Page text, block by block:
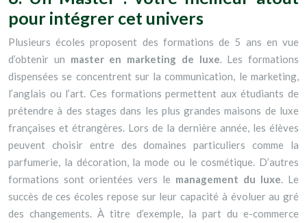
pour intégrer cet univers
Plusieurs écoles proposent des formations de 5 ans en vue
d’obtenir un master en marketing de luxe. Les formations
dispensées se concentrent sur la communication, le marketing,
l’anglais ou l’art. Ces formations permettent aux étudiants de
prétendre à des stages dans les plus grandes maisons de luxe
françaises et étrangères. Lors de la dernière année, les élèves
peuvent choisir entre des domaines particuliers comme la
parfumerie, la décoration, la mode ou le cosmétique. D’autres
formations sont orientées vers le management du luxe. Le
succès de ces écoles repose sur leur capacité à évoluer au gré
des changements. À titre d’exemple, la part du e-commerce